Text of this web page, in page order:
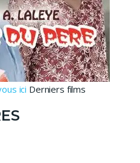
ici Derniers films